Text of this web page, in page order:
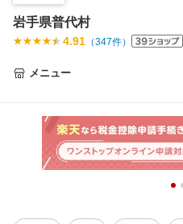
岩手県普代村
4.91 （347件）
メニュー